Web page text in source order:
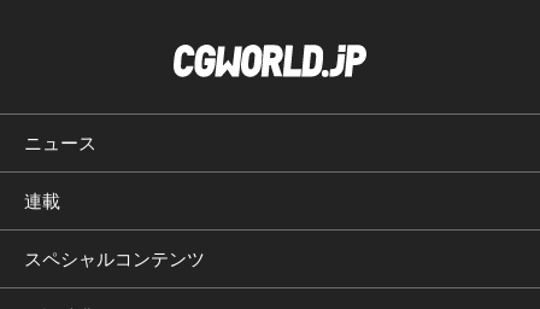
ニュース
連載
スペシャルコンテンツ